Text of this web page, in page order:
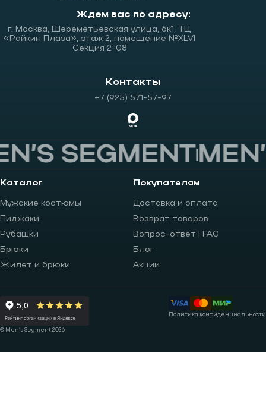
Ждем вас по адресу:
г. Москва, Шереметьевская улица, 6к1, ТЦ
«Райкин Плаза», этаж 2, помещение №XLVI
Секция 2-08
Контакты
+7 (925) 571-57-97
SEGMENT
Каталог
Мужские костюмы
Пиджаки
Рубашки
Брюки
Жилет и брюки
Покупателям
Доставка и оплата
Возврат товаров
Вопрос-ответ | FAQ
Блог
Акции
© Men’s Segment 2026
Политика конфиденциальности